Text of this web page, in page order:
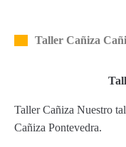
Taller Cañiza
Taller Cañiza Nuestro
Cañiza Pontevedra.